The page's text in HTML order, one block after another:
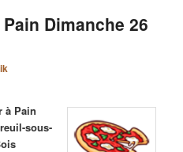
Dimanche 26
à Pain
sous-